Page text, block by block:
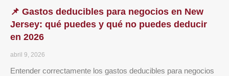
📌 Gastos deducibles para negocios en New
Jersey: qué puedes y qué no puedes deducir
en 2026
abril 9, 2026
Entender correctamente los gastos deducibles para negocios